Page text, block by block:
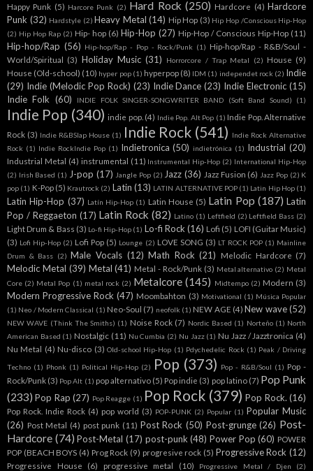
Happy Punk (5) Harcore Punk (2) Hard Rock (250) Hardcore (4) Hardcore
Punk (32) Hardstyle (2) Heavy Metal (14) Hip Hop (3) Hip Hop /Conscious Hip-Hop
(2) Hip Hop Rap (2) Hip- hop (6) Hip-Hop (27) Hip-Hop / Conscious Hip-Hop (11)
Hip-hop/Rap (56) Hip-hop/Rap - Pop - Rock/Punk (1) Hip-hop/Rap - R&B/Soul -
World/Spiritual (3) Holiday Music (31) Horrorcore / Trap Metal (2) House (9)
House (Old-school) (10) hyper pop (1) hyperpop (8) IDM (1) independet rock (2) Indie
(29) Indie (Melodic Pop Rock) (23) Indie Dance (23) Indie Electronic (15)
Indie Folk (60) INDIE FOLK SINGER-SONGWRITER BAND (Soft Band Sound) (1)
Indie Pop (340) indie pop. (4) Indie Pop. Alt Pop (1) Indie Pop. Alternative
Rock (3) Indie R&BSlap House (1) Indie Rock (541) Indie Rock Alternative
Rock (1) Indie RockIndie Pop (1) Indietronica (50) indietrónica (1) Industrial (20)
Industrial Metal (4) instrumental (11) Instrumental Hip-Hop (2) International Hip-Hop
(2) Irish Based (1) J-pop (17) Jangle Pop (2) Jazz (36) Jazz Fusion (6) Jazz Pop (2) K
pop (1) K-Pop (5) Krautrock (2) Latin (13) LATIN ALTERNATIVE POP (1) Latin Hip Hop (1)
Latin Hip-Hop (37) Latín Hip-Hop (1) Latin House (5) Latin Pop (187) Latin
Pop / Reggaeton (17) Latin Rock (82) Latino (1) Leftfield (2) Leftfield Bass (2)
Light Drum & Bass (3) Lo-fi Hip-Hop (1) Lo-fi Rock (16) Lofi (5) LOFI (Guitar Music)
(3) Lofi Hip-Hop (2) Lofi Pop (5) Lounge (2) LOVE SONG (3) LT ROCK POP (1) Mainline
Drum & Bass (2) Male Vocals (12) Math Rock (21) Melodic Hardcore (7)
Melodic Metal (39) Metal (41) Metal - Rock/Punk (3) Metal alternativo (2) Metal
Core (2) Metal Pop (1) metal rock (2) Metalcore (145) Midtempo (2) Modern (3)
Modern Progressive Rock (47) Moombahton (3) Motivational (1) Música Popular
(1) Neo / Modern Classical (1) Neo-Soul (7) neofolk (1) NEW AGE (4) New wave (52)
NEW WAVE (Think The Smiths) (1) Noise Rock (7) Nordic Based (1) Norteño (1) North
American Based (1) Nostalgic (11) Nu Cumbia (2) Nu Jazz (1) Nu Jazz / Jazztronica (4)
Nu Metal (4) Nu-disco (3) Old-school Hip-Hop (1) Pdychedelic Rock (1) Peak / Driving
Techno (1) Phonk (1) Political Hip-Hop (2) Pop (373) Pop - R&B/Soul (1) Pop -
Rock/Punk (3) Pop Alt (1) pop alternativo (5) Pop indie (3) pop latino (7) Pop Punk
(233) Pop Rap (27) Pop Reagge (1) Pop Rock (379) Pop Rock. (16)
Pop Rock. Indie Rock (4) pop world (3) POP-PUNK (2) Popular (1) Popular Music
(26) Post Metal (4) post punk (11) Post Rock (50) Post-grunge (26) Post-
Hardcore (74) Post-Metal (17) post-punk (48) Power Pop (60) POWER
POP (BEACH BOYS (4) Prog Rock (9) progresive rock (5) Progressive Rock (12)
Progressive House (6) progressive metal (10) Progressive Metal / Djen (2)